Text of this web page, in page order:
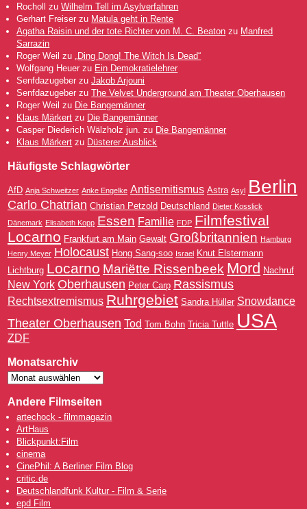
Rocholl zuWilhelm Tell im Asylverfahren
Gerhart Freiser zu Matula geht in Rente
Agatha Raisin und der tote Richter von M. C. Beaton zu Manfred
Sarrazin
Roger Weil zu „Ding Dong! The Witch Is Dead“
Wolfgang Heuer zu Ein Demokratielehrer
Senfdazugeber zuJakob Arjouni
Senfdazugeber zuThe Velvet Underground am Theater Oberhausen
Roger Weil zu Die Bangemänner
Klaus Märkert zu Die Bangemänner
Casper Diederich Wälzholz jun. zu Die Bangemänner
Klaus Märkert zu Düsterer Ausblick
Häufigste Schlagwörter
AfD Anja Schweitzer Anke Engelke Antisemitismus Astra Asyl Berlin
Carlo Chatrian Christian Petzold Deutschland Dieter Kosslick
Dänemark Elisabeth Kopp Essen Familie FDP Filmfestival
Locarno Frankfurt am Main Gewalt Großbritannien Hamburg
Henry Meyer Holocaust Hong Sang-soo Israel
Knut Elstermann
Lichtburg Locarno Mariëtte Rissenbeek Mord Nachruf
New York Oberhausen Peter Carp Rassismus
Rechtsextremismus Ruhrgebiet Sandra Hüller Snowdance
Theater Oberhausen Tod Tom Bohn Tricia Tuttle USA
ZDF
Monatsarchiv
Andere Filmseiten
artechock - filmmagazin
ArtHaus
Blickpunkt:Film
cinema
CinePhil: A Berliner Film Blog
critic.de
Deutschlandfunk Kultur - Film & Serie
epd Film